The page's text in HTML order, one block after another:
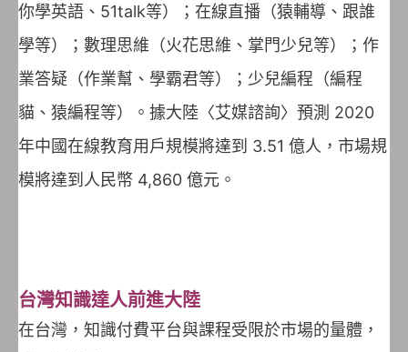
你學英語、51talk等）；在線直播（猿輔導、跟誰
學等）；數理思維（火花思維、掌門少兒等）；作
業答疑（作業幫、學霸君等）；少兒編程（編程
貓、猿編程等）。據大陸〈艾媒諮詢〉預測 2020
年中國在線教育用戶規模將達到 3.51 億人，市場規
模將達到人民幣 4,860 億元。
台灣知識達人前進大陸
在台灣，知識付費平台與課程受限於市場的量體，